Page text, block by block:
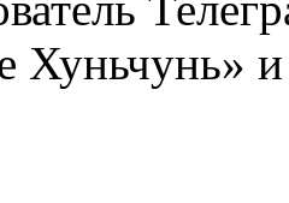
Хуньчунь»